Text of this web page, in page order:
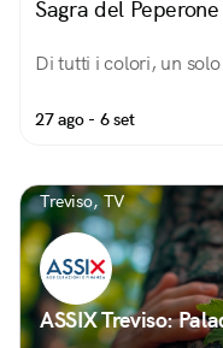
Sagra del Peperone
Di tutti i colori, un
27 ago - 6 set
Treviso, TV
ASSIX Treviso: